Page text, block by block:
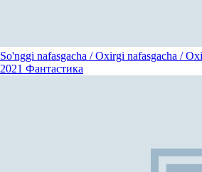
So'nggi nafasgacha / Oxirgi nafasgacha /
2021 Фантастика